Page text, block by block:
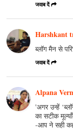
जवाब दें
Harshkant
ब्लॉग मैन से
जवाब दें
Alpana
'अगर उन्‍हें
का सटीक
-आप ने सही